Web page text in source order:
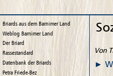
Briards aus dem Barnimer Land
Weblog Barnimer Land
Der Briard
Rassestandard
Datenbank der Briards
Petra Friede-Bez
Von